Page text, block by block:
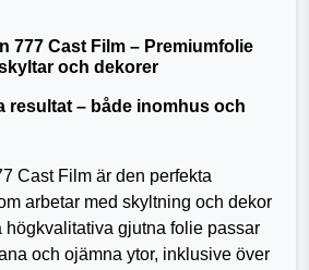
777 Cast Film – Premiumfolie
och dekorer
resultat – både inomhus och
Cast Film är den perfekta
arbetar med skyltning och dekor
högkvalitativa gjutna folie passar
och ojämna ytor, inklusive över